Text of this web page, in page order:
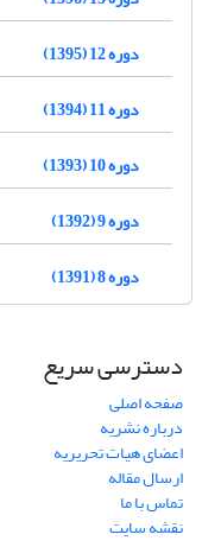
دوره 12 (1395)
دوره 11 (1394)
دوره 10 (1393)
دوره 9 (1392)
دوره 8 (1391)
دسترسی سریع
صفحه اصلی
درباره نشریه
اعضای هیات تحریریه
ارسال مقاله
تماس با ما
نقشه سایت